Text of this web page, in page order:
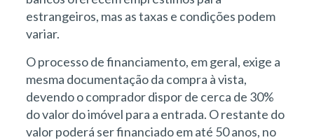
estrangeiros, mas as taxas e condições podem
variar.
O processo de financiamento, em geral, exige a
mesma documentação da compra à vista,
devendo o comprador dispor de cerca de 30%
do valor do imóvel para a entrada. O restante do
valor poderá ser financiado em até 50 anos, no